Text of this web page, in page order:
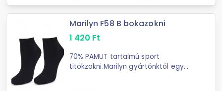
Marilyn F58 B bokazokni
1 420 Ft
70% PAMUT tartalmú sport
titokzokni.Marilyn gyártónktól egy